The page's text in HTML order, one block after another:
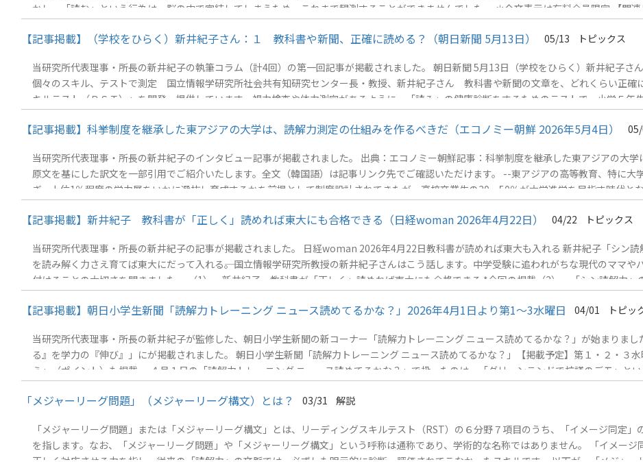
かし、「読む」という行為は、脳の中で完結してしまうため、これまで観測することができませんでした。 ＊全文表示は有料会員限定 【関連
【記事掲載】（学校をひらく）新井紀子さん：１ 教科書や新聞、正確に読める？（朝日新聞 5月13日） 05/13 トピックス
当研究所代表理事・所長の新井紀子の執筆コラム（計4回）の第一回記事が掲載されました。 朝日新聞 5月13日（学校をひらく）新井紀子
個々のスキル、テストで測定 国立情報学研究所社会共有知研究センター長・教授、新井紀子さん 教科書や新聞の文章を、どれくらい正確
キルテスト（ＲＳＴ）」を開発・提供しています。視力検査や体力測定があるように、「読み」の健康診断をするためのテストで、小学５年
タカナ、漢字が読めれば、誰でもわかる」と思うかもしれません。では、試しに、左の「アミラーゼ問題」を解いてみてください。高校１年
【記事掲載】科挙制度を継承した東アジアの大学は、読解力測定の仕組みを作るべきだ（エコノミー朝鮮 2026年5月4日）
当研究所代表理事・所長の新井紀子のインタビュー記事が掲載されました。 出典：エコノミー朝鮮記事：科挙制度を継承した東アジアの大学
原文を基にした訳文を一部引用でご紹介いたします。全文（韓国語）は記事リンク先でご確認いただけます。 --東アジアの高等教育、特に
ぎ、上位1％程度の学力層をいかに選抜し育成するかを前提として制度設計されてきたが、高校卒業生の30〜50％が大学進学を目指す時代と
当数受け入れる構造になった。 --現在の大学教育の問題は、学生の読解力不足を可視化し測定する仕組みが大学に存在しない点にある。AIの
【記事掲載】新井紀子 教科書が「正しく」読めれば東大にも合格できる（日経woman 2026年4月22日） 04/22 トピックス
当研究所代表理事・所長の新井紀子の記事が掲載されました。 日経woman 2026年4月22日教科書が読めれば東大も入れる 新井紀子「シ
を読み解く力さえ育てば東大にだって入れる――。国立情報学研究所教授の新井紀子さんはこう話します。中学受験に追われがちな現代のママ
付けることの大切さを聞きました。 （1） 新井紀子 教科書が「正しく」読めれば東大にも合格できる *今回の掲載（2） 「シン読解力」
ンク】読解力の再定義：「シン読解力」とは何かリーディングスキルテスト（RST）とは
【記事掲載】朝日小学生新聞「読解力トレーニング ニュース読めてるかな？」2026年4月1日より第1～3水曜日 04/01 トピッ
当研究所代表理事・所長の新井紀子が監修した、朝日小学生新聞の新コーナー「読解力トレーニング ニュース読めてるかな？」が始まりま
る』を学力の『伸び』」にが掲載されました。 朝日小学生新聞「読解力トレーニング ニュース読めてるかな？」【掲載予定】第１・２・３
え」（ポイント）も掲載 --４月１日の「読解力トレーニング ニュース読めてるかな？」で扱ったのは、「グリーンランドで抗議のデモ」とい
「メジャーリーグ問題」（メジャーリーグ構文）とは？ 03/31 解説
「メジャーリーグ問題」または「メジャーリーグ構文」とは、リーディングスキルテスト（RST）の６分野７項目のうち、「イメージ同定
を指します。なお、「メジャーリーグ問題」や「メジャーリーグ構文」という呼称は通称であり、学術的な名称ではありません。 「イメー